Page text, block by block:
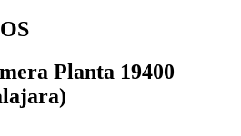
Planta 19400